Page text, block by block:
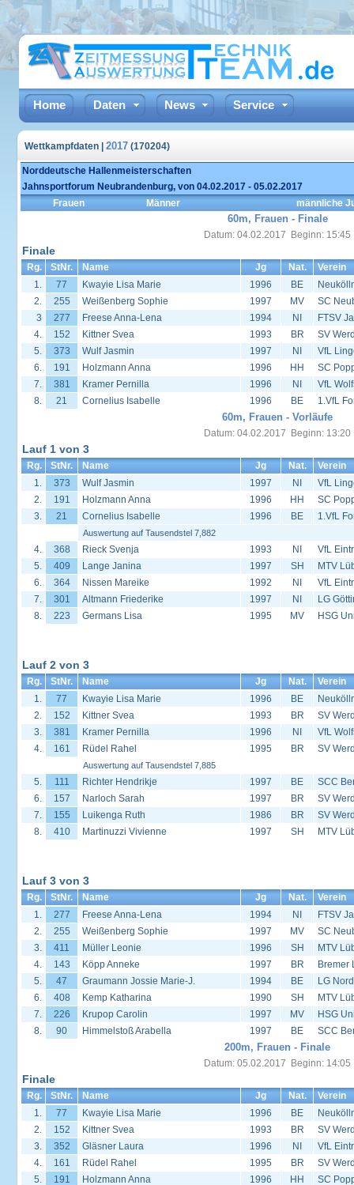
Home Daten News Service
Wettkampfdaten | 2017 (170204)
Norddeutsche Hallenmeisterschaften
Jahnsportforum Neubrandenburg, von 04.02.2017 - 05.02.2017
Frauen
Männer männliche
60m, Frauen - Finale
Datum: 04.02.2017 Beginn: 15:45
Finale
Rg. StNr. Name Jg Nat.
Verein
1.
77 Kwayie Lisa Marie 1996 BE
2.
255 Weißenberg Sophie 1997 MV
SC
3
277 Freese Anna-Lena 1994 NI
FTSV
4.
152 Kittner Svea 1993 BR
SV
5.
373 Wulf Jasmin 1997 NI
VfL
6.
191 Holzmann Anna 1996 HH
SC
7.
381 Kramer Pernilla 1996 NI
VfL
8.
21 Cornelius Isabelle 1996 BE 1.VfL
60m, Frauen - Vorläufe
Datum: 04.02.2017 Beginn: 13:20
Lauf 1 von 3
Rg. StNr. Name Jg Nat.
Verein
1.
373 Wulf Jasmin 1997 NI
VfL
2.
191 Holzmann Anna 1996 HH
SC
3.
21 Cornelius Isabelle 1996 BE 1.VfL
Auswertung auf Tausendstel 7,882
4. 368 Rieck Svenja 1993 NI
VfL
5.
409 Lange Janina 1997 SH
MTV
6.
364 Nissen Mareike 1992 NI
VfL
7.
301 Altmann Friederike 1997 NI
LG
8.
223 Germans Lisa 1995 MV HSG
Lauf 2 von 3
Rg. StNr. Name Jg Nat.
Verein
1.
77 Kwayie Lisa Marie 1996 BE
2.
152 Kittner Svea 1993 BR
SV
3.
381 Kramer Pernilla 1996 NI
VfL
4.
161 Rüdel Rahel 1995 BR SV
Auswertung auf Tausendstel 7,885
5. 111 Richter Hendrikje 1997 BE
SCC
6.
157 Narloch Sarah 1997 BR
SV
7.
155 Luikenga Ruth 1986 BR
SV
8.
410 Martinuzzi Vivienne 1997 SH MTV
Lauf 3 von 3
Rg. StNr. Name Jg Nat.
Verein
1.
277 Freese Anna-Lena 1994 NI
FTSV
2.
255 Weißenberg Sophie 1997 MV
SC
3.
411 Müller Leonie 1996 SH
MTV
4.
143 Köpp Anneke 1997 BR
Bremer
5.
47 Graumann Jossie Marie-J. 1994 BE
LG
6.
408 Kemp Katharina 1990 SH
MTV
7.
226 Krupop Carolin 1997 MV
HSG
8.
90 Himmelstoß Arabella 1997 BE SCC
200m, Frauen - Finale
Datum: 05.02.2017 Beginn: 14:05
Finale
Rg. StNr. Name Jg Nat.
Verein
1.
77 Kwayie Lisa Marie 1996 BE
2.
152 Kittner Svea 1993 BR
SV
3.
352 Gläsner Laura 1996 NI
VfL
4.
161 Rüdel Rahel 1995 BR
SV
5.
191 Holzmann Anna 1996 HH
SC